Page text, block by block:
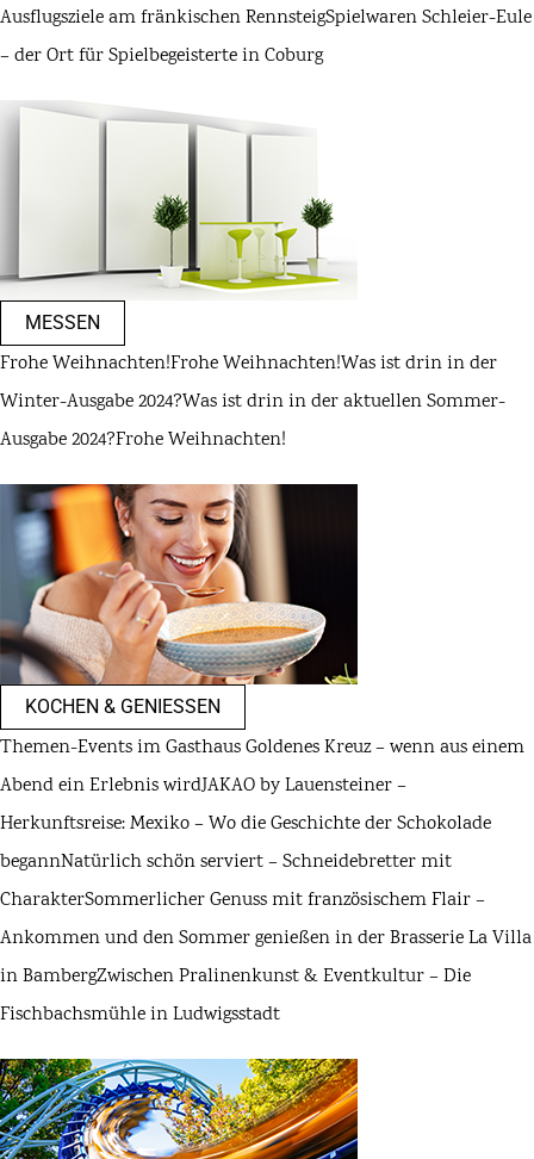
Ausflugsziele am fränkischen RennsteigSpielwaren Schleier-Eule
– der Ort für Spielbegeisterte in Coburg
MESSEN
Frohe Weihnachten!Frohe Weihnachten!Was ist drin in der
Winter-Ausgabe 2024?Was ist drin in der aktuellen Sommer-
Ausgabe 2024?Frohe Weihnachten!
KOCHEN & GENIESSEN
Themen-Events im Gasthaus Goldenes Kreuz – wenn aus einem
Abend ein Erlebnis wirdJAKAO by Lauensteiner –
Herkunftsreise: Mexiko – Wo die Geschichte der Schokolade
begannNatürlich schön serviert – Schneidebretter mit
CharakterSommerlicher Genuss mit französischem Flair –
Ankommen und den Sommer genießen in der Brasserie La Villa
in BambergZwischen Pralinenkunst & Eventkultur – Die
Fischbachsmühle in Ludwigsstadt